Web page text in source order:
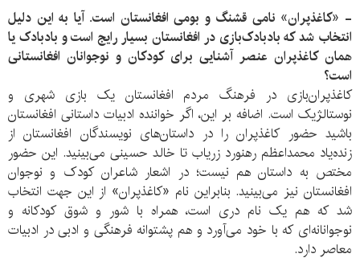
- «کاغذپران» نامی قشنگ و بومی افغانستان است. آیا به این دلیل
انتخاب شد که بادبادک‌بازی در افغانستان بسیار رایج است و بادبادک یا
همان کاغذپران عنصر آشنایی برای کودکان و نوجوانان افغانستانی
است؟
کاغذپران‌بازی در فرهنگ مردم افغانستان یک بازی شهری و
نوستالژیک است. اضافه بر این، اگر خواننده ادبیات داستانی افغانستان
باشید حضور کاغذپران را در داستان‌های نویسندگان افغانستان از
زنده‌یاد محمداعظم رهنورد زریاب تا خالد حسینی می‌بینید. این حضور
مختص به داستان هم نیست؛ در اشعار شاعران کودک و نوجوان
افغانستان نیز می‌بینید. بنابراین نام «کاغذپران» از این جهت انتخاب
شد که هم یک نام دری است، همراه با شور و شوق کودکانه و
نوجوانانه‌ای که با خود می‌آورد و هم پشتوانه فرهنگی و ادبی در ادبیات
معاصر دارد.